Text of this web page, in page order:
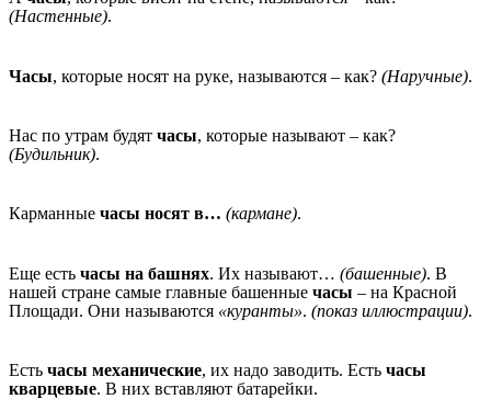
(Настенные).
Часы, которые носят на руке, называются – как? (Наручные).
Нас по утрам будят часы, которые называют – как?
(Будильник).
Карманные часы носят в… (кармане).
Еще есть часы на башнях. Их называют… (башенные). В
нашей стране самые главные башенные часы – на Красной
Площади. Они называются «куранты». (показ иллюстрации).
Есть часы механические, их надо заводить. Есть часы
кварцевые. В них вставляют батарейки.